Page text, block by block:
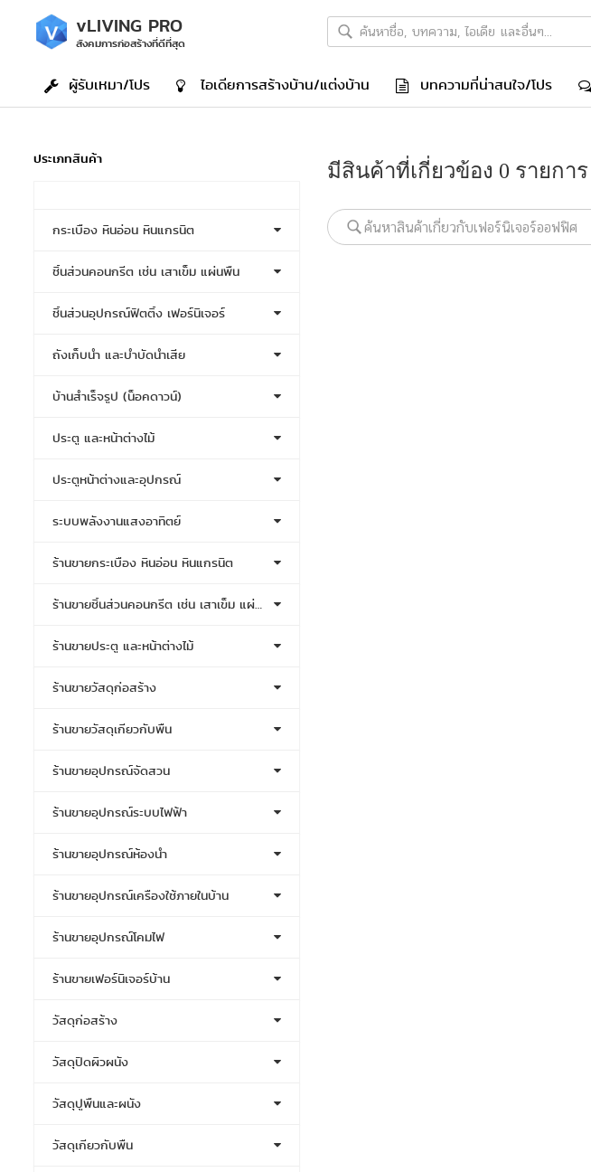
vLIVING PRO
สังคมการก่อสร้างที่ดีที่สุด
ผู้รับเหมา/โปร ไอเดียการสร้างบ้าน/แต่งบ้าน บทความที่น่าสนใจ/โปร
ประเภทสินค้า
กระเบื้อง หินอ่อน หินแกรนิต
ชิ้นส่วนคอนกรีต เช่น เสาเข็ม แผ่นพื้น
ชิ้นส่วนอุปกรณ์ฟิตติ้ง เฟอร์นิเจอร์
ถังเก็บน้ำ และบำบัดน้ำเสีย
บ้านสำเร็จรูป (น็อคดาวน์)
ประตู และหน้าต่างไม้
ประตูหน้าต่างและอุปกรณ์
ระบบพลังงานแสงอาทิตย์
ร้านขายกระเบื้อง หินอ่อน หินแกรนิต
ร้านขายชิ้นส่วนคอนกรีต เช่น เสาเข็ม แผ่นพื้น
ร้านขายประตู และหน้าต่างไม้
ร้านขายวัสดุก่อสร้าง
ร้านขายวัสดุเกี่ยวกับพื้น
ร้านขายอุปกรณ์จัดสวน
ร้านขายอุปกรณ์ระบบไฟฟ้า
ร้านขายอุปกรณ์ห้องน้ำ
ร้านขายอุปกรณ์เครื่องใช้ภายในบ้าน
ร้านขายอุปกรณ์โคมไฟ
ร้านขายเฟอร์นิเจอร์บ้าน
วัสดุก่อสร้าง
วัสดุปิดผิวผนัง
วัสดุปูพื้นและผนัง
วัสดุเกี่ยวกับพื้น
มีสินค้าที่เกี่ยวข้อง 0 รายการ